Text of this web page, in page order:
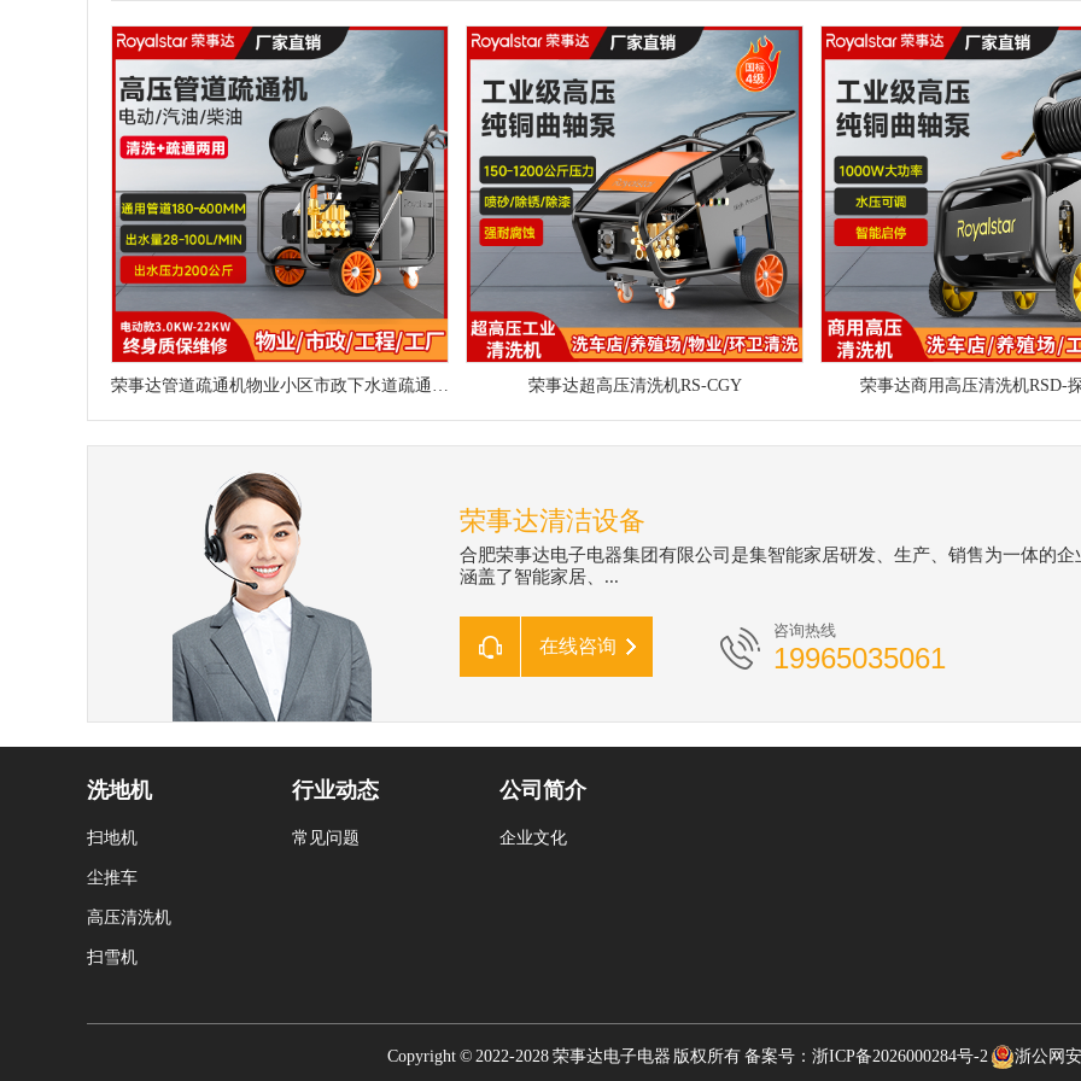
荣事达管道疏通机物业小区市政下水道疏通神器 荣事达超高压清洗机RS-CGY 荣事达商用高压清洗机RSD-
荣事达清洁设备
合肥荣事达电子电器集团有限公司是集智能家居研发、生产、销售为一体的企
涵盖了智能家居、...
在线咨询
咨询热线
19965035061
洗地机
扫地机
尘推车
高压清洗机
扫雪机
行业动态
常见问题
公司简介
企业文化
Copyright © 2022-2028 荣事达电子电器 版权所有 备案号： 浙ICP备2026000284号-2 浙公网